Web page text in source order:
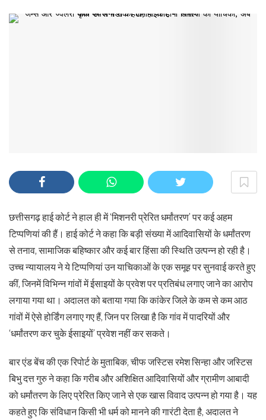
छत्तीसगढ़ हाई कोर्ट ने हाल ही में ‘मिशनरी प्रेरित धर्मांतरण’ पर कई अहम
टिप्पणियां की हैं। हाई कोर्ट ने कहा कि बड़ी संख्या में आदिवासियों के धर्मांतरण
से तनाव, सामाजिक बहिष्कार और कई बार हिंसा की स्थिति उत्पन्न हो रही है।
उच्च न्यायालय ने ये टिप्पणियां उन याचिकाओं के एक समूह पर सुनवाई करते हुए
कीं, जिनमें विभिन्न गांवों में ईसाइयों के प्रवेश पर प्रतिबंध लगाए जाने का आरोप
लगाया गया था। अदालत को बताया गया कि कांकेर जिले के कम से कम आठ
गांवों में ऐसे होर्डिंग लगाए गए हैं, जिन पर लिखा है कि गांव में पादरियों और
‘धर्मांतरण कर चुके ईसाइयों’ प्रवेश नहीं कर सकते।
बार एंड बेंच की एक रिपोर्ट के मुताबिक, चीफ जस्टिस रमेश सिन्हा और जस्टिस
बिभु दत्त गुरु ने कहा कि गरीब और अशिक्षित आदिवासियों और ग्रामीण आबादी
को धर्मांतरण के लिए प्रेरित किए जाने से एक खास विवाद उत्पन्न हो गया है। यह
कहते हुए कि संविधान किसी भी धर्म को मानने की गारंटी देता है, अदालत ने